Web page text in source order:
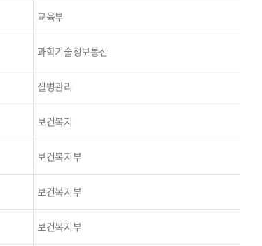
교육부
과학기술정보통신
질병관리
보건복지
보건복지부
보건복지부
보건복지부